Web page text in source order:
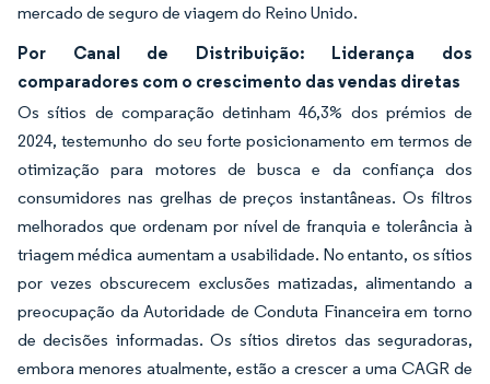
mercado de seguro de viagem do Reino Unido.
Por Canal de Distribuição: Liderança dos
comparadores com o crescimento das vendas diretas
Os sítios de comparação detinham 46,3% dos prémios de
2024, testemunho do seu forte posicionamento em termos de
otimização para motores de busca e da confiança dos
consumidores nas grelhas de preços instantâneas. Os filtros
melhorados que ordenam por nível de franquia e tolerância à
triagem médica aumentam a usabilidade. No entanto, os sítios
por vezes obscurecem exclusões matizadas, alimentando a
preocupação da Autoridade de Conduta Financeira em torno
de decisões informadas. Os sítios diretos das seguradoras,
embora menores atualmente, estão a crescer a uma CAGR de